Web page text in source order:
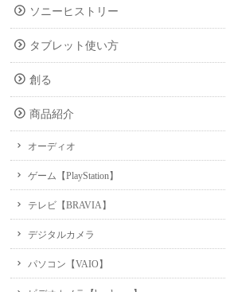
ソニーヒストリー
タブレット使い方
創る
商品紹介
オーディオ
ゲーム【PlayStation】
テレビ【BRAVIA】
デジタルカメラ
パソコン【VAIO】